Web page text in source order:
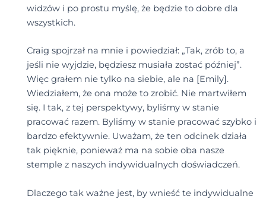
widzów i po prostu myślę, że będzie to dobre dla
wszystkich.
Craig spojrzał na mnie i powiedział: „Tak, zrób to, a
jeśli nie wyjdzie, będziesz musiała zostać później”.
Więc grałem nie tylko na siebie, ale na [Emily].
Wiedziałem, że ona może to zrobić. Nie martwiłem
się. I tak, z tej perspektywy, byliśmy w stanie
pracować razem. Byliśmy w stanie pracować szybko i
bardzo efektywnie. Uważam, że ten odcinek działa
tak pięknie, ponieważ ma na sobie oba nasze
stemple z naszych indywidualnych doświadczeń.
Dlaczego tak ważne jest, by wnieść te indywidualne